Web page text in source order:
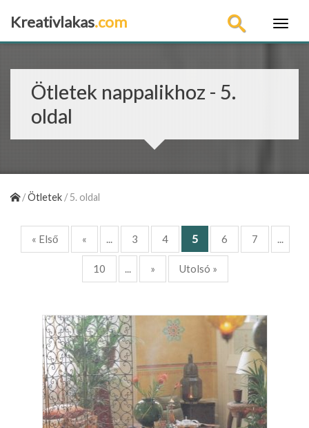
Kreativlakas.com
Ötletek nappalikhoz - 5.
oldal
/Ötletek /5. oldal
« Első « ... 3 4 5 6 7 ...
10 ... » Utolsó »